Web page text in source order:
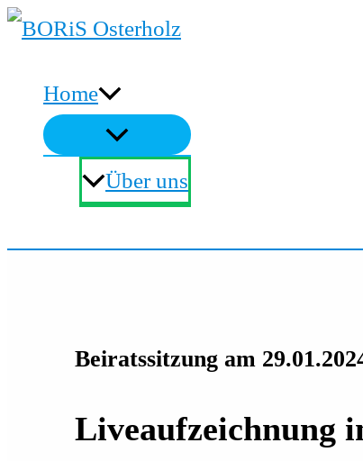
Zum
springen
Home
Über uns
Beiratssitzung am
Liveaufzeichnung